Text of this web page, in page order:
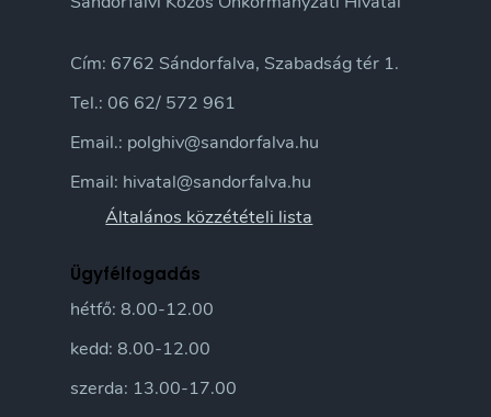
Cím: 6762 Sándorfalva, Szabadság tér 1.
Tel.: 06 62/ 572 961
Email.: polghiv@sandorfalva.hu
Email: hivatal@sandorfalva.hu
Általános közzétételi lista
Ügyfélfogadás
hétfő: 8.00-12.00
kedd: 8.00-12.00
szerda: 13.00-17.00